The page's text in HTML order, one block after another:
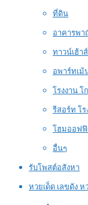
ที่ดิน
อาคารพ
ทาวน์เฮ้า
อพาร์ทเม้
โรงงาน โ
รีสอร์ท โร
โฮมออฟ
อื่นๆ
รับโพสต์อสังหา
หวยเด็ด เลขดัง